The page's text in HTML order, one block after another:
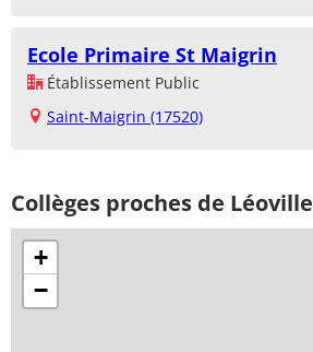
Ecole Primaire St Maigrin
Établissement Public
Saint-Maigrin (17520)
Collèges proches de Léoville
+
−